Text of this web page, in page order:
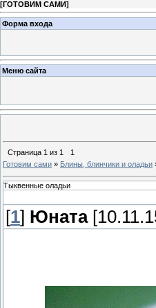
[ГОТОВИМ САМИ]
Форма входа
Меню сайта
Страница 1 из 1
1
Готовим сами » Блины, блинчики и оладьи
Тыквенные оладьи
[1] Юната